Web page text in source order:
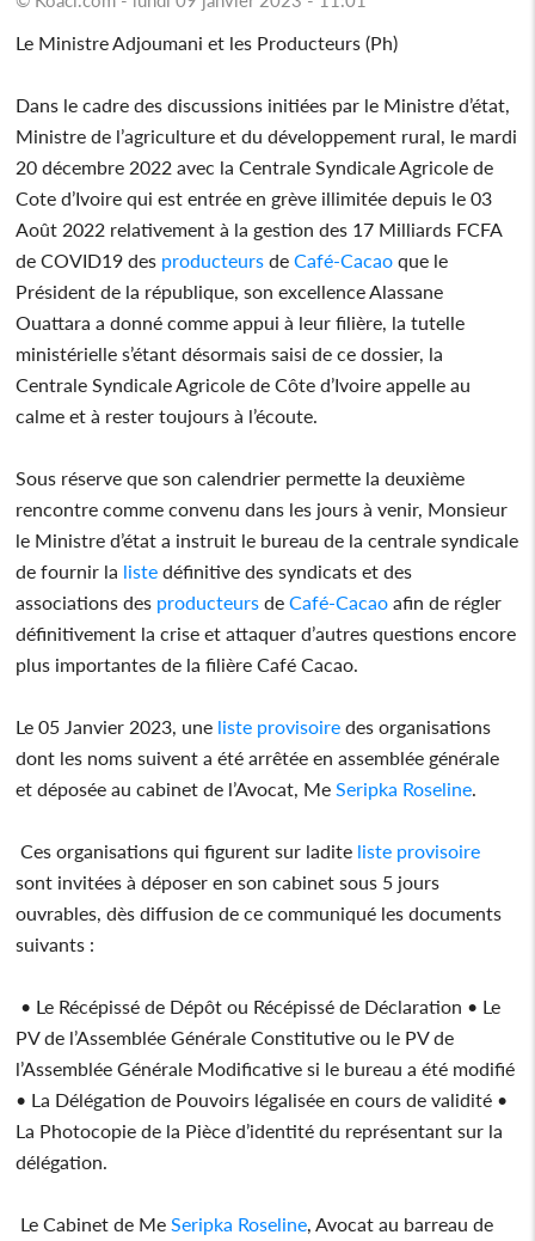
Le Ministre Adjoumani et les Producteurs (Ph)
Dans le cadre des discussions initiées par le Ministre d’état,
Ministre de l’agriculture et du développement rural, le mardi
20 décembre 2022 avec la Centrale Syndicale Agricole de
Cote d’Ivoire qui est entrée en grève illimitée depuis le 03
Août 2022 relativement à la gestion des 17 Milliards FCFA
de COVID19 des producteurs deCafé-Cacao que le
Président de la république, son excellence Alassane
Ouattara a donné comme appui à leur filière, la tutelle
ministérielle s’étant désormais saisi de ce dossier, la
Centrale Syndicale Agricole de Côte d’Ivoire appelle au
calme et à rester toujours à l’écoute.
Sous réserve que son calendrier permette la deuxième
rencontre comme convenu dans les jours à venir, Monsieur
le Ministre d’état a instruit le bureau de la centrale syndicale
de fournir la liste définitive des syndicats et des
associations des producteurs deCafé-Cacao afin de régler
définitivement la crise et attaquer d’autres questions encore
plus importantes de la filière Café Cacao.
Le 05 Janvier 2023, une liste provisoire des organisations
dont les noms suivent a été arrêtée en assemblée générale
et déposée au cabinet de l’Avocat, Me Seripka Roseline
Ces organisations qui figurent sur ladite liste provisoire
sont invitées à déposer en son cabinet sous 5 jours
ouvrables, dès diffusion de ce communiqué les documents
suivants :
• Le Récépissé de Dépôt ou Récépissé de Déclaration • Le
PV de l’Assemblée Générale Constitutive ou le PV de
l’Assemblée Générale Modificative si le bureau a été modifié
• La Délégation de Pouvoirs légalisée en cours de validité •
La Photocopie de la Pièce d’identité du représentant sur la
délégation.
Le Cabinet de Me Seripka Roseline , Avocat au barreau de